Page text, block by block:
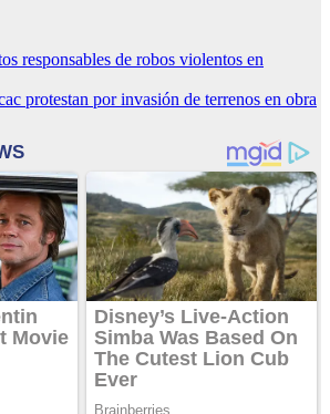
responsables de robos violentos en
protestan por invasión de terrenos en obra